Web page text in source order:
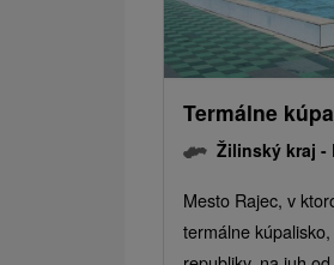
Termálne
Žilinský kraj -
Mesto Rajec, v
termálne